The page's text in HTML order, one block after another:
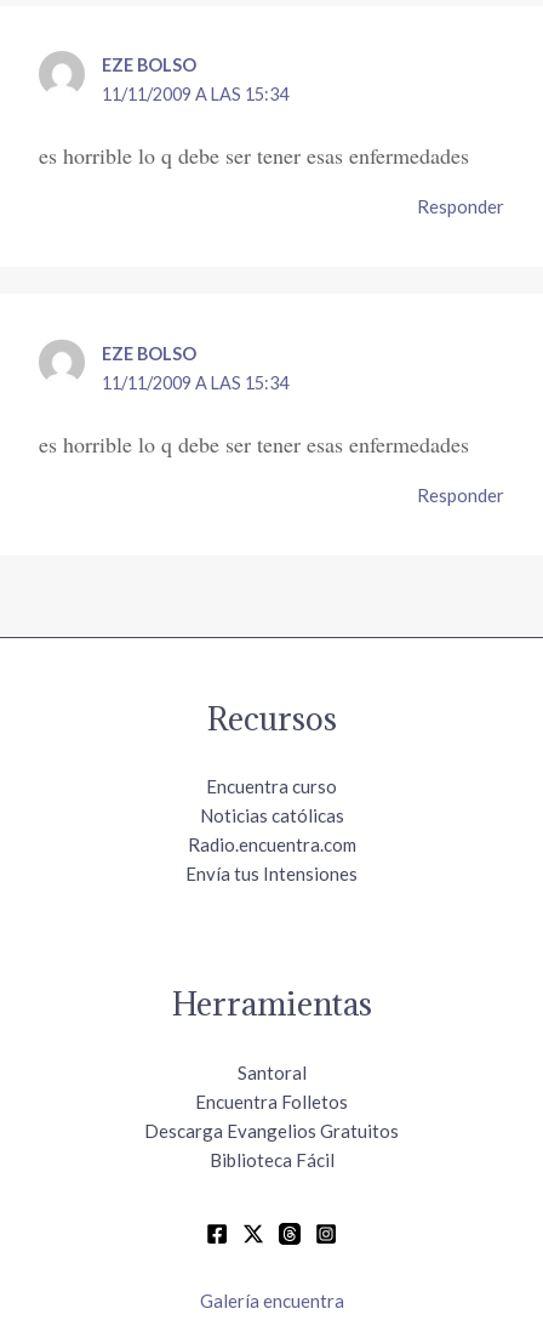
EZE BOLSO
11/11/2009 A LAS 15:34
es horrible lo q debe ser tener esas enfermedades
Responder
EZE BOLSO
11/11/2009 A LAS 15:34
es horrible lo q debe ser tener esas enfermedades
Responder
Recursos
Encuentra curso
Noticias católicas
Radio.encuentra.com
Envía tus Intensiones
Herramientas
Santoral
Encuentra Folletos
Descarga Evangelios Gratuitos
Biblioteca Fácil
Galería encuentra